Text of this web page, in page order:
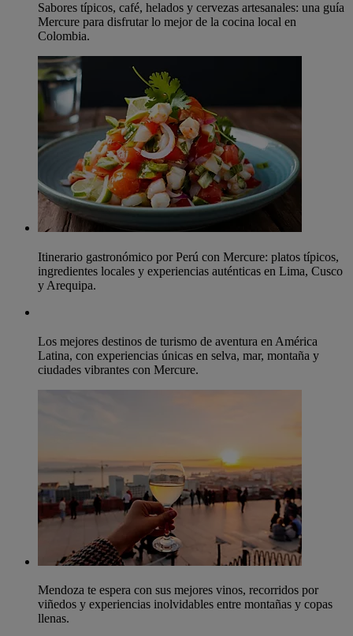
Sabores típicos, café, helados y cervezas artesanales: una guía
Mercure para disfrutar lo mejor de la cocina local en
Colombia.
Itinerario gastronómico por Perú con Mercure: platos típicos,
ingredientes locales y experiencias auténticas en Lima, Cusco
y Arequipa.
Los mejores destinos de turismo de aventura en América
Latina, con experiencias únicas en selva, mar, montaña y
ciudades vibrantes con Mercure.
Mendoza te espera con sus mejores vinos, recorridos por
viñedos y experiencias inolvidables entre montañas y copas
llenas.